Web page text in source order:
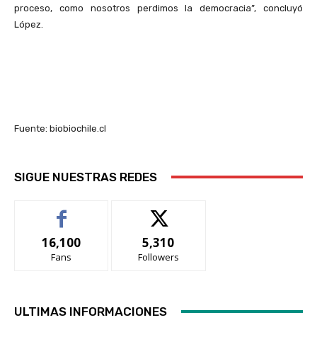
proceso, como nosotros perdimos la democracia”, concluyó
López.
Fuente: biobiochile.cl
SIGUE NUESTRAS REDES
16,100
Fans
5,310
Followers
ULTIMAS INFORMACIONES